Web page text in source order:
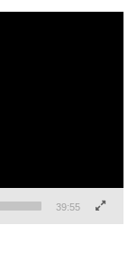
39:55